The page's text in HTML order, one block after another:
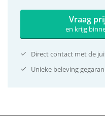
Vraag
en krijg
Direct contact met de
Unieke beleving